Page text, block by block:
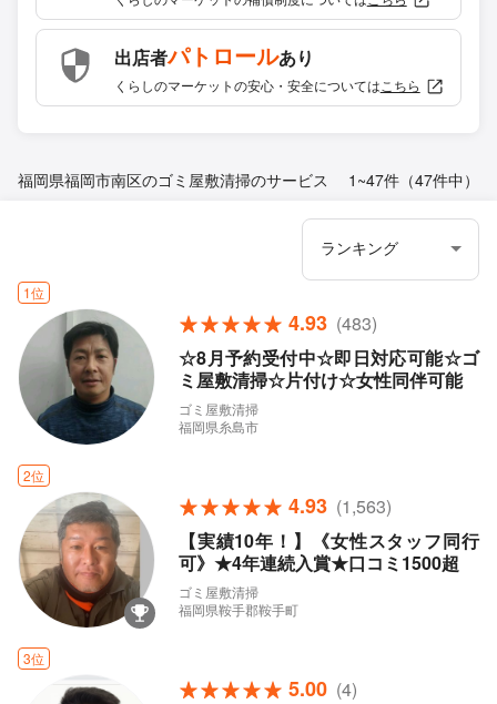
出店者パトロールあり
くらしのマーケットの安心・安全については こちら
福岡県福岡市南区のゴミ屋敷清掃のサービス 1~47件（47件中）
1位
4.93 (483)
☆8月予約受付中☆即日対応可能☆ゴ
ミ屋敷清掃☆片付け☆女性同伴可能
ゴミ屋敷清掃
福岡県糸島市
2位
4.93 (1,563)
【実績10年！】《女性スタッフ同行
可》★4年連続入賞★口コミ1500超
ゴミ屋敷清掃
福岡県鞍手郡鞍手町
3位
5.00 (4)